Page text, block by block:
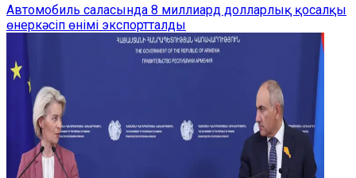
Автомобиль саласында 8 миллиард долларлық қосалқы
өнеркәсіп өнімі экспортталды